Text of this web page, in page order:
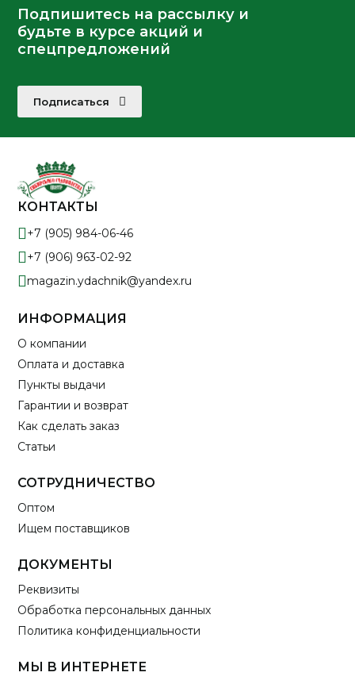
Подпишитесь на рассылку и
будьте в курсе акций и
спецпредложений
Подписаться
КОНТАКТЫ
+7 (905) 984-06-46
+7 (906) 963-02-92
magazin.ydachnik@yandex.ru
ИНФОРМАЦИЯ
О компании
Оплата и доставка
Пункты выдачи
Гарантии и возврат
Как сделать заказ
Статьи
СОТРУДНИЧЕСТВО
Оптом
Ищем поставщиков
ДОКУМЕНТЫ
Реквизиты
Обработка персональных данных
Политика конфиденциальности
МЫ В ИНТЕРНЕТЕ